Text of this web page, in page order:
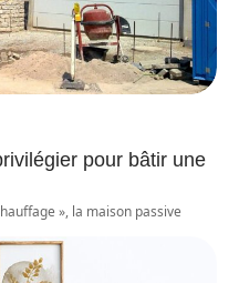
pour bâtir une
», la maison passive